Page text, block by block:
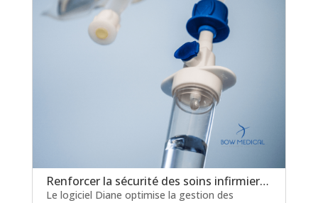
Renforcer la sécurité des soins infirmiers avec l’administration des médicaments grâce à la plateforme Diane
Le logiciel Diane optimise la gestion des